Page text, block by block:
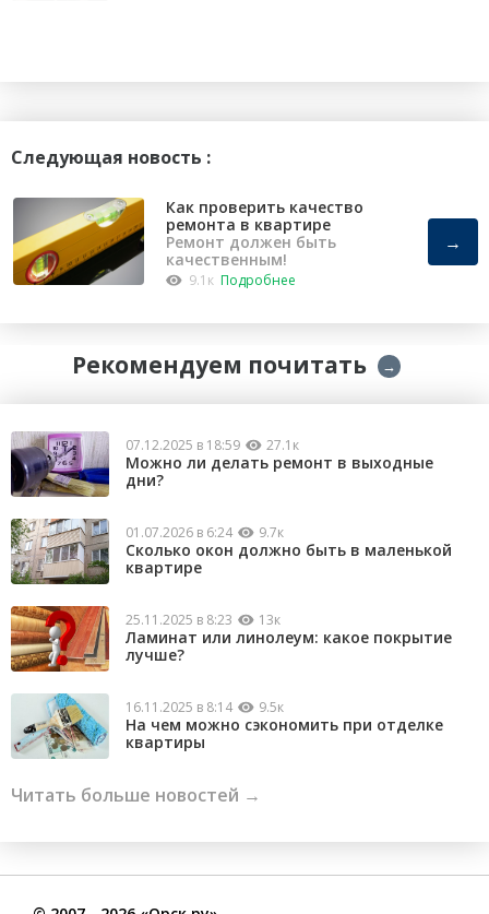
Следующая новость :
Как проверить качество
ремонта в квартире
Ремонт должен быть
качественным!
9.1к Подробнее
→
Рекомендуем почитать →
07.12.2025 в 18:59 27.1к
Можно ли делать ремонт в выходные
дни?
01.07.2026 в 6:24 9.7к
Сколько окон должно быть в маленькой
квартире
25.11.2025 в 8:23 13к
Ламинат или линолеум: какое покрытие
лучше?
16.11.2025 в 8:14 9.5к
На чем можно сэкономить при отделке
квартиры
Читать больше новостей →